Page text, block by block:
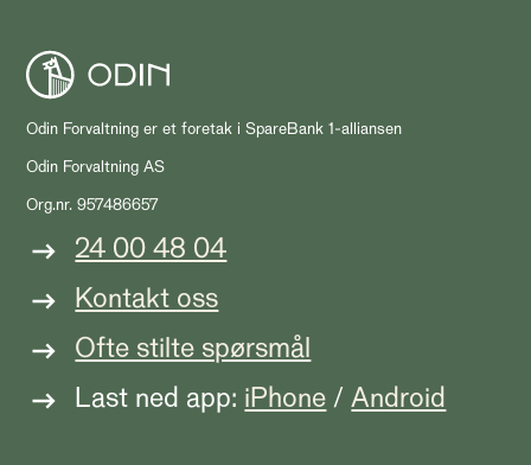
Odin Forvaltning er et foretak i SpareBank 1-alliansen
Odin Forvaltning AS
Org.nr. 957486657
24 00 48 04
Kontakt oss
Ofte stilte spørsmål
Last ned app: iPhone /Android